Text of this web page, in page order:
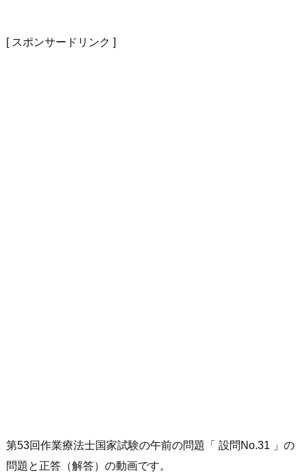
[ スポンサードリンク ]
第53回作業療法士国家試験の午前の問題「 設問No.31 」の
問題と正答（解答）の動画です。